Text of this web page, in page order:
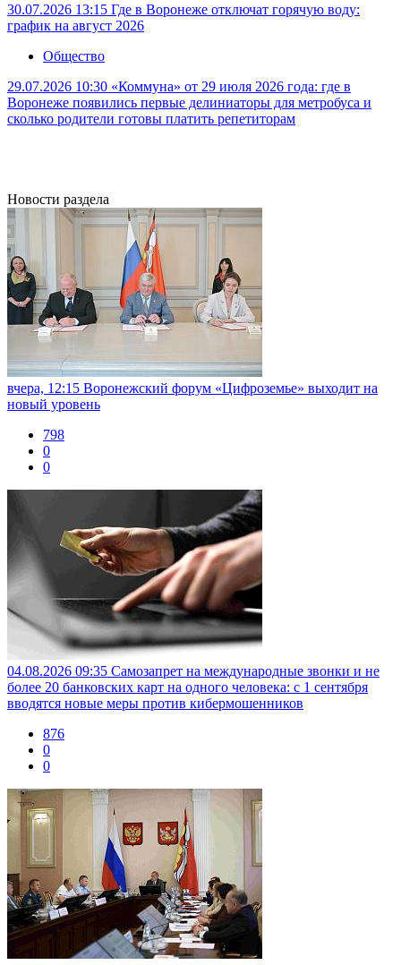
30.07.2026 13:15 Где в Воронеже отключат горячую воду:
график на август 2026
Общество
29.07.2026 10:30 «Коммуна» от 29 июля 2026 года: где в
Воронеже появились первые делиниаторы для метробуса и
сколько родители готовы платить репетиторам
Новости раздела
вчера, 12:15 Воронежский форум «Цифроземье» выходит на
новый уровень
798
0
0
04.08.2026 09:35 Самозапрет на международные звонки и не
более 20 банковских карт на одного человека: с 1 сентября
вводятся новые меры против кибермошенников
876
0
0